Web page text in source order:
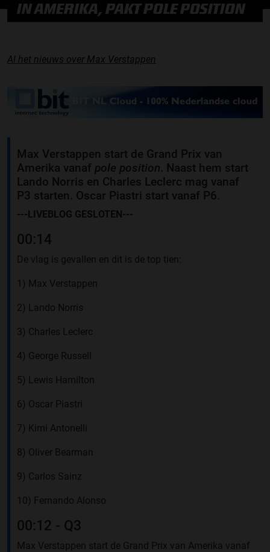
IN AMERIKA, PAKT POLE POSITION
Al het nieuws over Max Verstappen
Max Verstappen start de Grand Prix van
Amerika vanaf pole position. Naast hem start
Lando Norris en Charles Leclerc mag vanaf
P3 starten. Oscar Piastri start vanaf P6.
---LIVEBLOG GESLOTEN---
00:14
De vlag is gevallen en dit is de top tien:
1) Max Verstappen
2) Lando Norris
3) Charles Leclerc
4) George Russell
5) Lewis Hamilton
6) Oscar Piastri
7) Kimi Antonelli
8) Oliver Bearman
9) Carlos Sainz
10) Fernando Alonso
00:12 - Q3
Max Verstappen start de Grand Prix van Amerika vanaf